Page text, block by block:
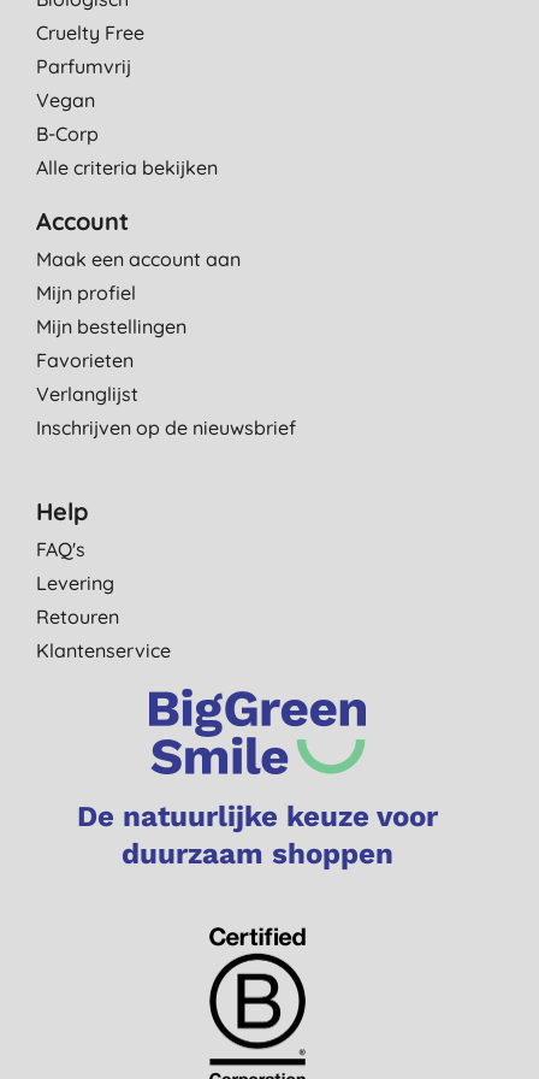
het is even wennen, maar tot dusver tevreden
De bekende classic maar dan in handig reisformaat.
Prima producten!
R. V. D., Delfgauw
Cruelty Free
Parfumvrij
Vegan
B-Corp
Alle criteria bekijken
Account
Maak een account aan
Mijn profiel
Mijn bestellingen
Favorieten
Verlanglijst
Inschrijven op de nieuwsbrief
Help
FAQ's
Levering
Retouren
Klantenservice
De natuurlijke keuze voor
duurzaam shoppen